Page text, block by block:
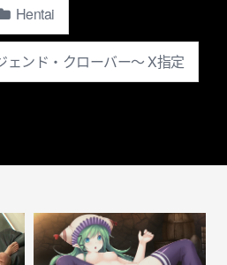
Hentai
ェンド・クローバー〜 X指定